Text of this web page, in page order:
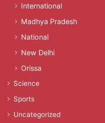
International
Madhya Pradesh
National
New Delhi
Orissa
Science
Sports
Uncategorized